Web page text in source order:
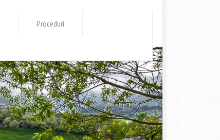
Proceduri